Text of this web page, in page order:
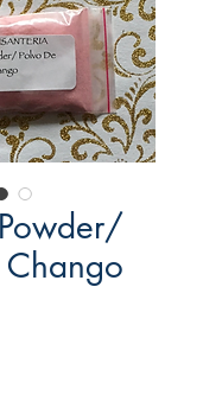
Chango